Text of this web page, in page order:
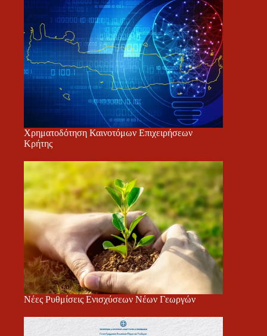
Χρηματοδότηση Καινοτόμων Επιχειρήσεων
Κρήτης
Νέες Ρυθμίσεις Ενισχύσεων Νέων Γεωργών